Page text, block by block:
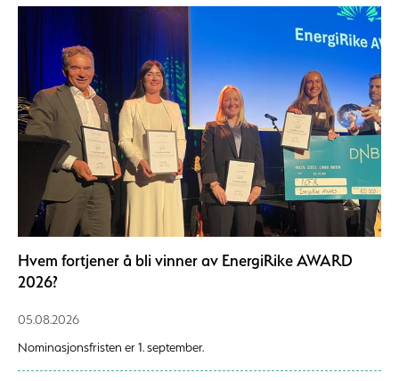
Hvem fortjener å bli vinner av EnergiRike AWARD
2026?
05.08.2026
Nominasjonsfristen er 1. september.